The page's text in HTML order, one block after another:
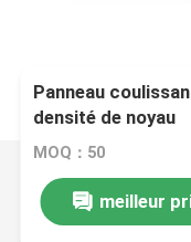
Panneau
densité de noyau
MOQ：50
meilleur